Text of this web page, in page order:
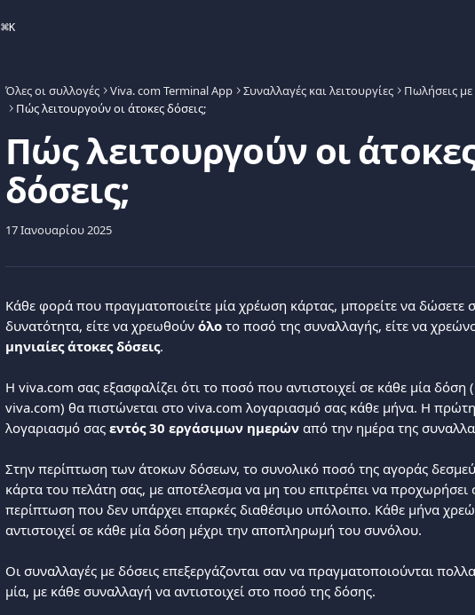
⌘K
Όλες οι συλλογές Viva. com Terminal App Συναλλαγές και λειτουργίες
Πωλήσεις με
Πώς λειτουργούν οι άτοκες δόσεις;
Πώς λειτουργούν οι
δόσεις;
17 Ιανουαρίου 2025
Κάθε φορά που πραγματοποιείτε μία χρέωση κάρτας, μπορείτε να δώσετε
δυνατότητα, είτε να χρεωθούν όλο το ποσό της συναλλαγής, είτε να
μηνιαίες άτοκες δόσεις.
Η viva.com σας εξασφαλίζει ότι το ποσό που αντιστοιχεί σε κάθε μία δόση
viva.com) θα πιστώνεται στο viva.com λογαριασμό σας κάθε μήνα. Η
λογαριασμό σας εντός 30 εργάσιμων ημερών από την ημέρα της
Στην περίπτωση των άτοκων δόσεων, το συνολικό ποσό της αγοράς
κάρτα του πελάτη σας, με αποτέλεσμα να μη του επιτρέπει να προχωρήσει
περίπτωση που δεν υπάρχει επαρκές διαθέσιμο υπόλοιπο. Κάθε μήνα
αντιστοιχεί σε κάθε μία δόση μέχρι την αποπληρωμή του συνόλου.
Οι συναλλαγές με δόσεις επεξεργάζονται σαν να πραγματοποιούνται
μία, με κάθε συναλλαγή να αντιστοιχεί στο ποσό της δόσης.